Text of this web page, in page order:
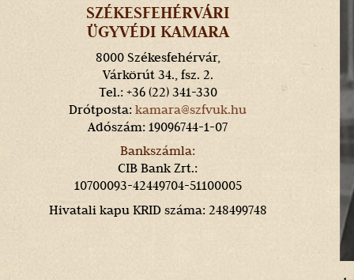
SZÉKESFEHÉRVÁRI
ÜGYVÉDI KAMARA
8000 Székesfehérvár,
Várkörút 34., fsz. 2.
Tel.: +36 (22) 341-330
Drótposta:kamara@szfvuk.hu
Adószám: 19096744-1-07
Bankszámla:
CIB Bank Zrt.:
10700093-42449704-51100005
Hivatali kapu KRID száma: 248499748